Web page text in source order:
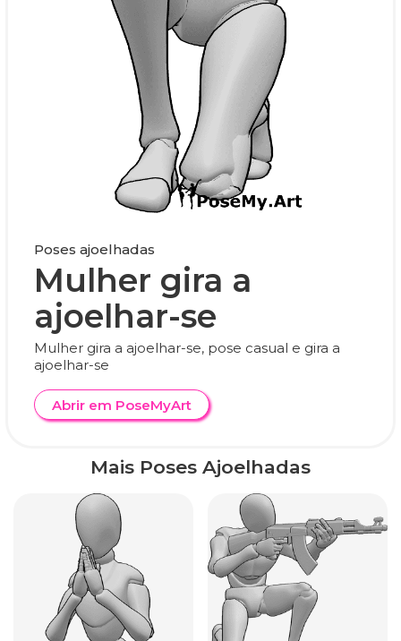
Poses ajoelhadas
Mulher gira a
ajoelhar-se
Mulher gira a ajoelhar-se, pose casual e gira a
ajoelhar-se
Abrir em PoseMyArt
Mais Poses Ajoelhadas